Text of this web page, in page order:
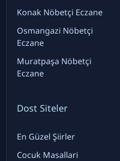
Konak Nöbetçi Eczane
Osmangazi Nöbetçi
Eczane
Muratpaşa Nöbetçi
Eczane
Dost Siteler
En Güzel Şiirler
Cocuk Masallari